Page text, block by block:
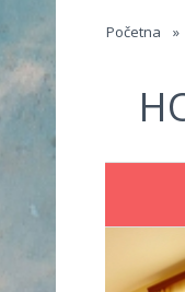
Početna »